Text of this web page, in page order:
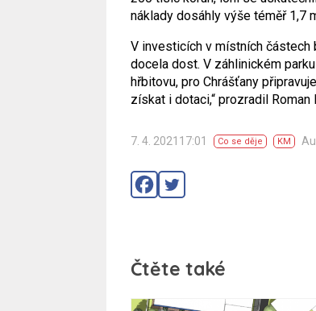
náklady dosáhly výše téměř 1,7
V investicích v místních částech
docela dost. V záhlinickém
hřbitovu, pro Chrášťany
získat i dotaci,“ prozradil Roman
7. 4. 202117:01 Co se děje KM
Čtěte také